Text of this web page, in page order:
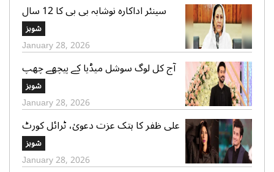
سینئر اداکارہ نوشابہ بی بی کا 12 سال
کی عمر میں شادی ہونے کا اعتراف
شوبز
January 28, 2026
آج کل لوگ سوشل میڈیا کے پیچھے چھپ
کر ایک دوسرے پر کیچڑ اچھالتے ہیں‘ علی
عباس
شوبز
January 28, 2026
علی ظفر کا ہتک عزت دعویٰ، ٹرائل کورٹ
شوبز
January 28, 2026